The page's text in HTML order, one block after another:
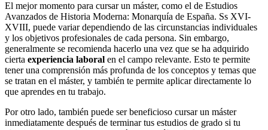
El mejor momento para cursar un máster, como el de Estudios
Avanzados de Historia Moderna: Monarquía de España. Ss XVI-
XVIII, puede variar dependiendo de las circunstancias individuales
y los objetivos profesionales de cada persona. Sin embargo,
generalmente se recomienda hacerlo una vez que se ha adquirido
cierta experiencia laboral en el campo relevante. Esto te permite
tener una comprensión más profunda de los conceptos y temas que
se tratan en el máster, y también te permite aplicar directamente lo
que aprendes en tu trabajo.
Por otro lado, también puede ser beneficioso cursar un máster
inmediatamente después de terminar tus estudios de grado si tu